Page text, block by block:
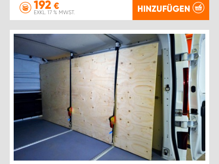
192 €
EXKL. 17 % MWST. HINZUFÜGEN